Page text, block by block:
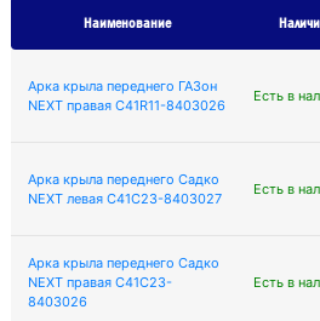
Наименование
Арка крыла переднего ГАЗон
NEXT правая C41R11-8403026
Есть в
Арка крыла переднего Садко
NEXT левая С41С23-8403027
Есть в
Арка крыла переднего Садко
NEXT правая С41С23-
8403026
Есть в